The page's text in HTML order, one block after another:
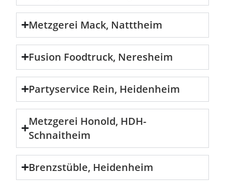
Metzgerei Mack, Natttheim
Fusion Foodtruck, Neresheim
Partyservice Rein, Heidenheim
Metzgerei Honold, HDH-
Schnaitheim
Brenzstüble, Heidenheim